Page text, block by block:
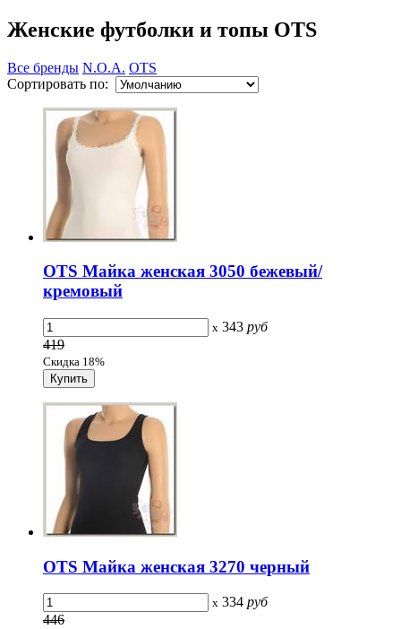
Женские футболки и топы OTS
Все бренды N.O.A. OTS
Сортировать по:
OTS Майка женская 3050 бежевый/
кремовый
x 343 руб
419
Скидка 18%
OTS Майка женская 3270 черный
x 334 руб
446